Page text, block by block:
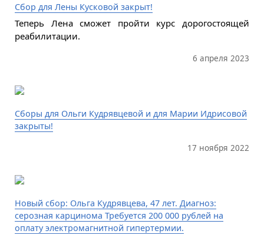
Сбор для Лены Кусковой закрыт!
Теперь Лена сможет пройти курс дорогостоящей
реабилитации.
6 апреля 2023
Сборы для Ольги Кудрявцевой и для Марии Идрисовой
закрыты!
17 ноября 2022
Новый сбор: Ольга Кудрявцева, 47 лет. Диагноз:
серозная карцинома Требуется 200 000 рублей на
оплату электромагнитной гипертермии.